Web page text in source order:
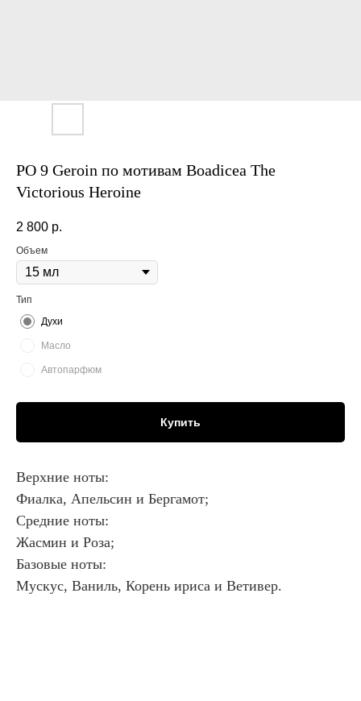
PO 9 Geroin по мотивам Boadicea The
Victorious Heroine
2 800 р.
Объем
Тип
Духи
Масло
Автопарфюм
Купить
Верхние ноты:
Фиалка, Апельсин и Бергамот;
Средние ноты:
Жасмин и Роза;
Базовые ноты:
Мускус, Ваниль, Корень ириса и Ветивер.